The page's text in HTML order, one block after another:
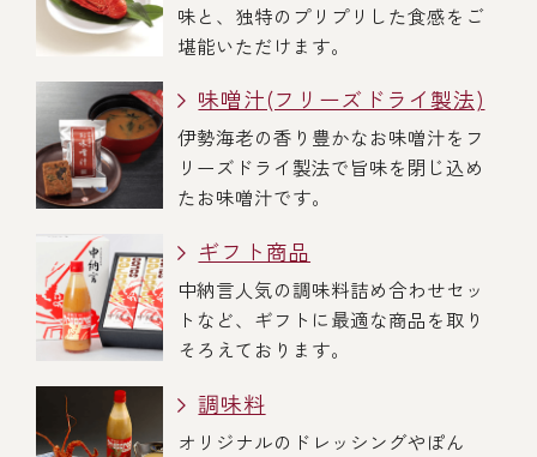
味と、独特のプリプリした食感をご
堪能いただけます。
味噌汁(フリーズドライ製法)
伊勢海老の香り豊かなお味噌汁をフ
リーズドライ製法で旨味を閉じ込め
たお味噌汁です。
ギフト商品
中納言人気の調味料詰め合わせセッ
トなど、ギフトに最適な商品を取り
そろえております。
調味料
オリジナルのドレッシングやぽん